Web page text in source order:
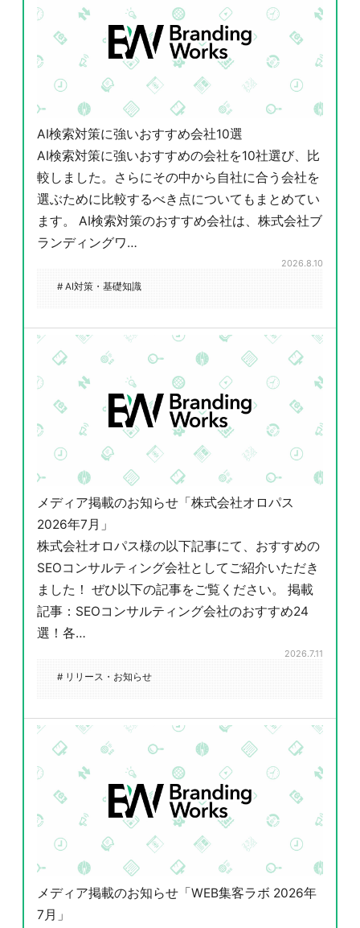
AI検索対策に強いおすすめ会社10選
AI検索対策に強いおすすめの会社を10社選び、比
較しました。さらにその中から自社に合う会社を
選ぶために比較するべき点についてもまとめてい
ます。 AI検索対策のおすすめ会社は、株式会社ブ
ランディングワ…
2026.8.10
# AI対策・基礎知識
メディア掲載のお知らせ「株式会社オロパス
2026年7月」
株式会社オロパス様の以下記事にて、おすすめの
SEOコンサルティング会社としてご紹介いただき
ました！ ぜひ以下の記事をご覧ください。 掲載
記事：SEOコンサルティング会社のおすすめ24
選！各…
2026.7.11
# リリース・お知らせ
メディア掲載のお知らせ「WEB集客ラボ 2026年
7月」